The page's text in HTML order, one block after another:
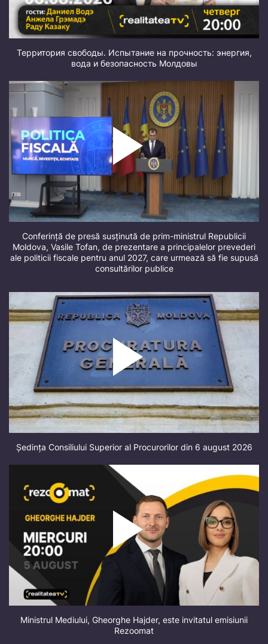
Территория свободы. Испытание на прочность: энергия,
вода и безопасность Молдовы
Conferință de presă susținută de prim-ministrul Republicii
Moldova, Vasile Tofan, de prezentare a principalelor prevederi
ale politicii fiscale pentru anul 2027, care urmează să fie supusă
consultărilor publice
Ședința Consiliului Superior al Procurorilor din 6 august 2026
Ministrul Mediului, Gheorghe Hajder, este invitatul emisiunii
Rezoomat